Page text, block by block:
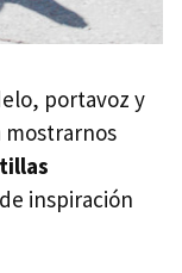
portavoz y
mostrarnos
inspiración